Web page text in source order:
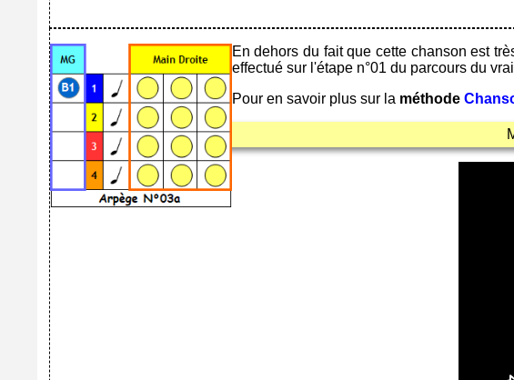
En dehors du fait que cette chanson est
effectué sur l'étape n°01 du parcours du
Pour en savoir plus sur la méthode